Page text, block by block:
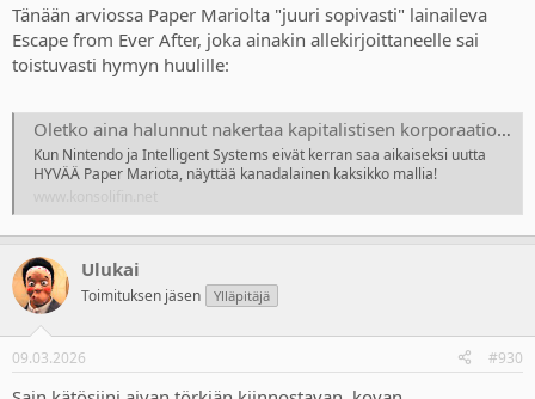
Tänään arviossa Paper Mariolta "juuri sopivasti" lainaileva
Escape from Ever After, joka ainakin allekirjoittaneelle sai
toistuvasti hymyn huulille:
Oletko aina halunnut nakertaa kapitalistisen korporaation polvilleen sisältä käsin? Nyt se onnistuu, vieläpä Paper Marion hengessä!
Kun Nintendo ja Intelligent Systems eivät kerran saa aikaiseksi uutta
HYVÄÄ Paper Mariota, näyttää kanadalainen kaksikko mallia!
Ulukai
Toimituksen jäsen Ylläpitäjä
09.03.2026 #930